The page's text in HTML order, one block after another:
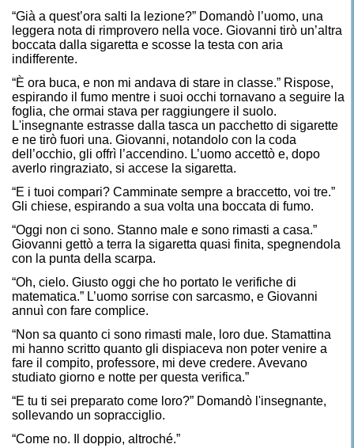
“Già a quest’ora salti la lezione?” Domandò l’uomo, una
leggera nota di rimprovero nella voce. Giovanni tirò un’altra
boccata dalla sigaretta e scosse la testa con aria
indifferente.
“È ora buca, e non mi andava di stare in classe.” Rispose,
espirando il fumo mentre i suoi occhi tornavano a seguire la
foglia, che ormai stava per raggiungere il suolo.
L'insegnante estrasse dalla tasca un pacchetto di sigarette
e ne tirò fuori una. Giovanni, notandolo con la coda
dell’occhio, gli offrì l’accendino. L’uomo accettò e, dopo
averlo ringraziato, si accese la sigaretta.
“E i tuoi compari? Camminate sempre a braccetto, voi tre.”
Gli chiese, espirando a sua volta una boccata di fumo.
“Oggi non ci sono. Stanno male e sono rimasti a casa.”
Giovanni gettò a terra la sigaretta quasi finita, spegnendola
con la punta della scarpa.
“Oh, cielo. Giusto oggi che ho portato le verifiche di
matematica.” L’uomo sorrise con sarcasmo, e Giovanni
annuì con fare complice.
“Non sa quanto ci sono rimasti male, loro due. Stamattina
mi hanno scritto quanto gli dispiaceva non poter venire a
fare il compito, professore, mi deve credere. Avevano
studiato giorno e notte per questa verifica.”
“E tu ti sei preparato come loro?” Domandò l'insegnante,
sollevando un sopracciglio.
“Come no. Il doppio, altroché.”